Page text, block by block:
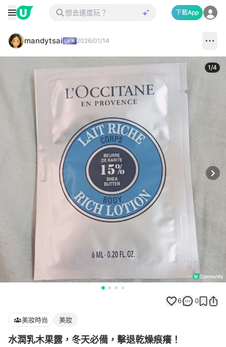
下載App
mandytsai 2026/01/14
1/4
6 0
美妝時尚 美妝
水潤乳木果露，冬天必備，擊退乾燥痕癢！